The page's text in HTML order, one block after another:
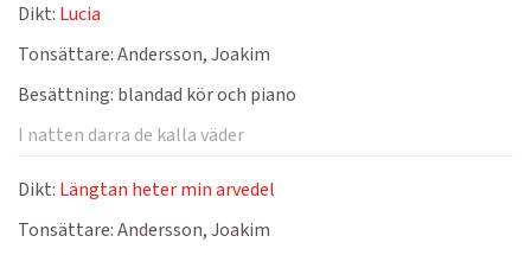
Dikt: Lucia
Tonsättare:Andersson, Joakim
Besättning: blandad kör och piano
I natten darra de kalla väder
Dikt: Längtan heter min arvedel
Tonsättare:Andersson, Joakim